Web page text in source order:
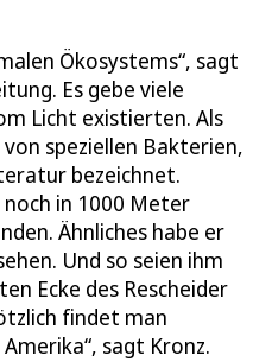
Ökosystems“, sagt
Es gebe viele
Licht existierten. Als
speziellen Bakterien,
bezeichnet.
in 1000 Meter
Ähnliches habe er
Und so seien ihm
Ecke des Rescheider
findet man
sagt Kronz.